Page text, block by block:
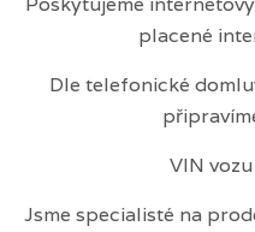
placené
Dle telefonické
VIN
Jsme specialisté na